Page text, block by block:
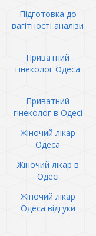
Підготовка до
вагітності аналізи
Приватний
гінеколог Одеса
Приватний
гінеколог в Одесі
Жіночий лікар
Одеса
Жіночий лікар в
Одесі
Жіночий лікар
Одеса відгуки